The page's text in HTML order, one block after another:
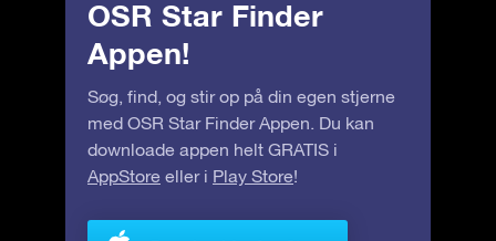
OSR Star Finder
Appen!
Søg, find, og stir op på din egen stjerne
med OSR Star Finder Appen. Du kan
downloade appen helt GRATIS i
AppStore eller i Play Store!